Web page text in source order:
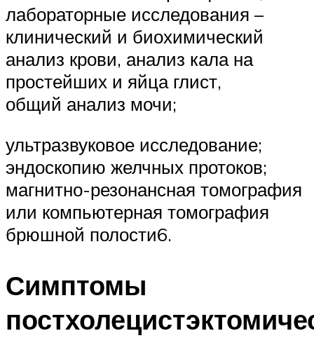
лабораторные исследования –
клинический и биохимический
анализ крови, анализ кала на
простейших и яйца глист,
общий анализ мочи;
ультразвуковое исследование;
эндоскопию желчных протоков;
магнитно-резонансная томография
или компьютерная томография
брюшной полости6.
Симптомы